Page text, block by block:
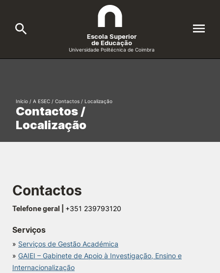
Cursos
Candidatos
Alunos
Candidaturas
Escola Superior
de Educação
Universidade Politécnica de Coimbra
Formative Offer
Contactos /
Localização
Início / A ESEC / Contactos / Localização
Contactos
Telefone geral | +351 239793120
Serviços
» Serviços de Gestão Académica
» GAIEI – Gabinete de Apoio à Investigação, Ensino e
Internacionalização